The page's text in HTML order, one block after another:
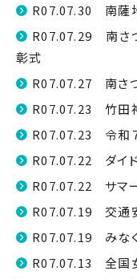
R07.07.30 南薩
R07.07.29 南さ
彰式
R07.07.27 南さ
R07.07.23 竹田
R07.07.23 令和
R07.07.22 ダイ
R07.07.22 サマー
R07.07.19 交通
R07.07.19 みなく
R07.07.13 全国